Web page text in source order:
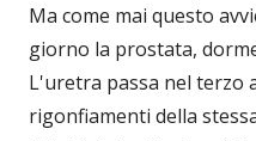
Ma come mai questo
giorno la prostata,
L'uretra passa nel terzo
rigonfiamenti della